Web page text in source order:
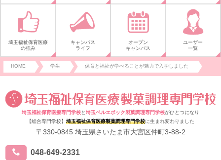
埼玉福祉保育医療
の強み
キャンパス
ライフ
オープン
キャンパス
ユーザー
一覧
HOME 学生 保育と福祉が学べることが魅力で入学しました
埼玉福祉保育医療専門学校と埼玉ベルエポック製菓調理専門学校がひとつになり
【総合専門学校】 埼玉福祉保育医療製菓調理専門学校に生まれ変わりました
〒330-0845 埼玉県さいたま市大宮区仲町3-88-2
048-649-2331